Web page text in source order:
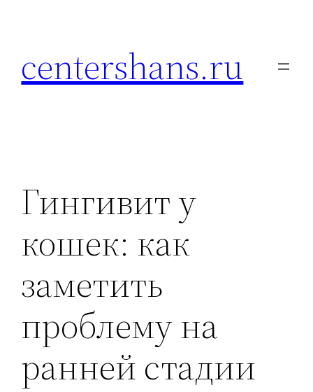
centershans.ru
Гингивит у
кошек: как
заметить
проблему на
ранней стадии